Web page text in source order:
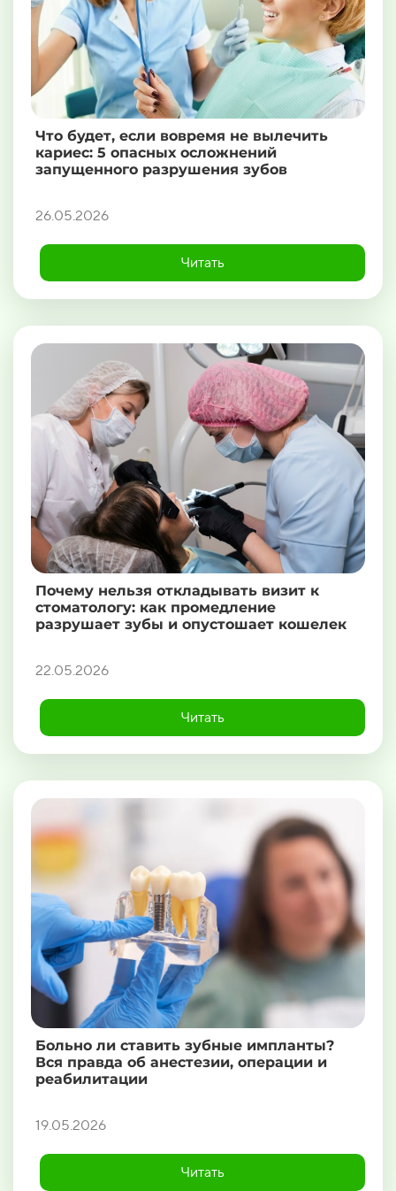
Что будет, если вовремя не вылечить
кариес: 5 опасных осложнений
запущенного разрушения зубов
26.05.2026
Читать
Почему нельзя откладывать визит к
стоматологу: как промедление
разрушает зубы и опустошает кошелек
22.05.2026
Читать
Больно ли ставить зубные импланты?
Вся правда об анестезии, операции и
реабилитации
19.05.2026
Читать